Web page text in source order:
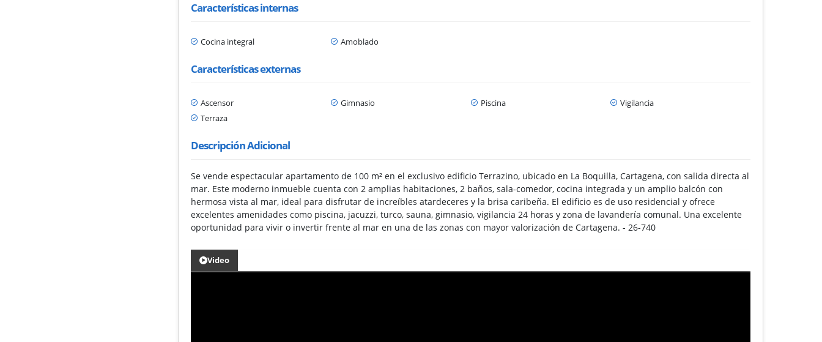
Características internas
Cocina integral Amoblado
Características externas
Ascensor Gimnasio Piscina
Vigilancia
Terraza
Descripción Adicional
Se vende espectacular apartamento de 100 m² en el exclusivo edificio Terrazino, ubicado en La Boquilla, Cartagena, con salida directa al
mar. Este moderno inmueble cuenta con 2 amplias habitaciones, 2 baños, sala-comedor, cocina integrada y un amplio balcón con
hermosa vista al mar, ideal para disfrutar de increíbles atardeceres y la brisa caribeña. El edificio es de uso residencial y ofrece
excelentes amenidades como piscina, jacuzzi, turco, sauna, gimnasio, vigilancia 24 horas y zona de lavandería comunal. Una excelente
oportunidad para vivir o invertir frente al mar en una de las zonas con mayor valorización de Cartagena. - 26-740
Video